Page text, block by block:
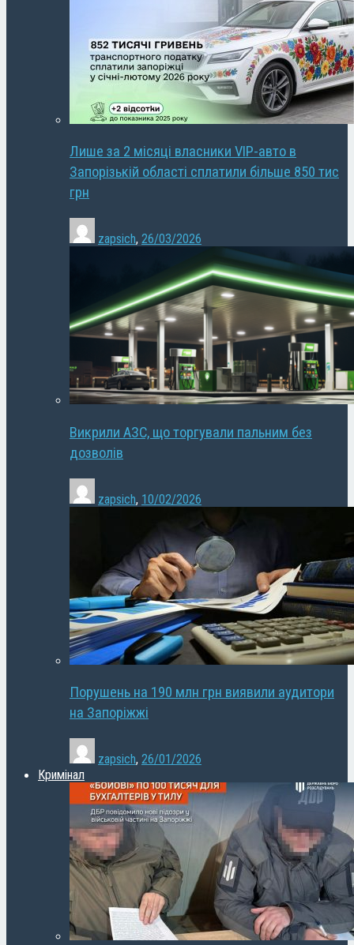
Лише за 2 місяці власники VIP-авто в
Запорізькій області сплатили більше 850 тис
грн
zapsich, 26/03/2026
Викрили АЗС, що торгували пальним без
дозволів
zapsich, 10/02/2026
Порушень на 190 млн грн виявили аудитори
на Запоріжжі
zapsich, 26/01/2026
Кримінал